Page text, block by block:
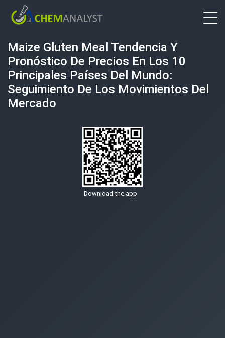
Maize Gluten Meal Tendencia Y
Pronóstico De Precios En Los 10
Principales Países Del Mundo:
Seguimiento De Los Movimientos Del
Mercado
Download the app